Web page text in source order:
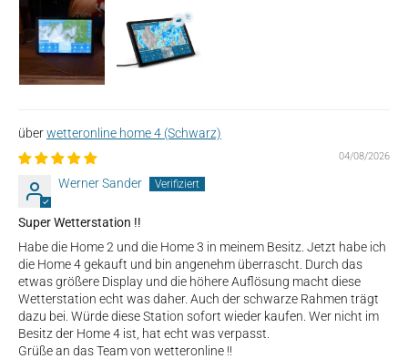
wetteronline home 4 (Schwarz)
04/08/2026
Werner Sander
Super Wetterstation !!
Habe die Home 2 und die Home 3 in meinem Besitz. Jetzt habe ich
die Home 4 gekauft und bin angenehm überrascht. Durch das
etwas größere Display und die höhere Auflösung macht diese
Wetterstation echt was daher. Auch der schwarze Rahmen trägt
dazu bei. Würde diese Station sofort wieder kaufen. Wer nicht im
Besitz der Home 4 ist, hat echt was verpasst.
Grüße an das Team von wetteronline !!